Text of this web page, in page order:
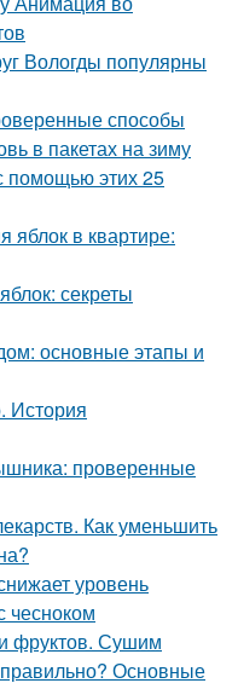
Вологды популярны
способы
в пакетах на зиму
этих 25
яблок в квартире:
секреты
основные этапы и
История
проверенные
Как уменьшить
уровень
чесноком
фруктов. Сушим
Основные